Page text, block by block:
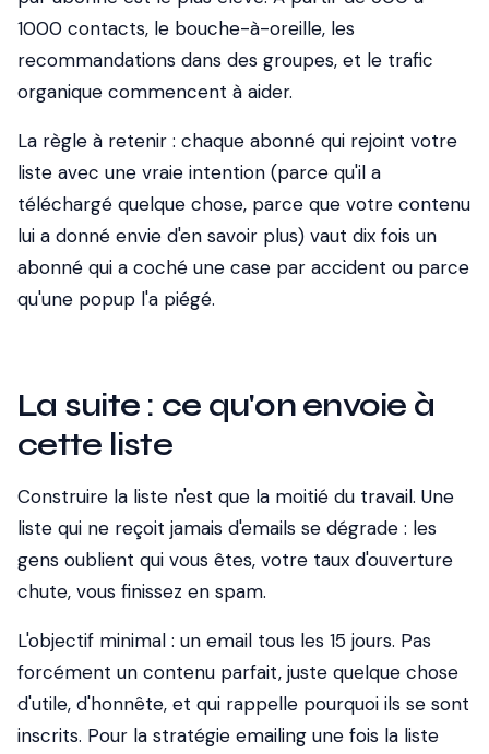
1000 contacts, le bouche-à-oreille, les
recommandations dans des groupes, et le trafic
organique commencent à aider.
La règle à retenir : chaque abonné qui rejoint votre
liste avec une vraie intention (parce qu'il a
téléchargé quelque chose, parce que votre contenu
lui a donné envie d'en savoir plus) vaut dix fois un
abonné qui a coché une case par accident ou parce
qu'une popup l'a piégé.
La suite : ce qu'on envoie à
cette liste
Construire la liste n'est que la moitié du travail. Une
liste qui ne reçoit jamais d'emails se dégrade : les
gens oublient qui vous êtes, votre taux d'ouverture
chute, vous finissez en spam.
L'objectif minimal : un email tous les 15 jours. Pas
forcément un contenu parfait, juste quelque chose
d'utile, d'honnête, et qui rappelle pourquoi ils se sont
inscrits. Pour la stratégie emailing une fois la liste